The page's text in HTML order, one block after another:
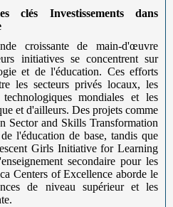
clés
Investissements dans
croissante de main-d'œuvre
initiatives se concentrent sur
et de l'éducation. Ces efforts
les secteurs privés locaux, les
mondiales et les
et d'ailleurs. Des projets comme
Sector and Skills Transformation
l'éducation de base, tandis que
Girls Initiative for Learning
secondaire pour les
Centers of Excellence aborde le
de niveau supérieur et les